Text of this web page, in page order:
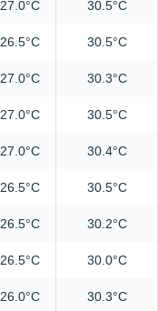
27.0°C 30.5°C
26.5°C 30.5°C
27.0°C 30.3°C
27.0°C 30.5°C
27.0°C 30.4°C
26.5°C 30.5°C
26.5°C 30.2°C
26.5°C 30.0°C
26.0°C 30.3°C